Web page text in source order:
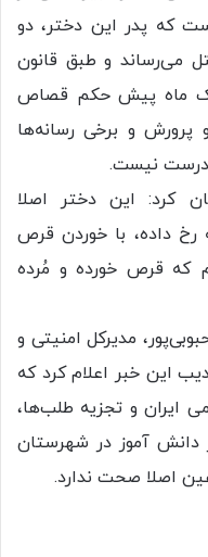
که پدر این دختر، دو
می‌رساند و طبق قانون
یک ماه پیش حکم قصاص
پرورش و برخی رسانه‌ها
درست نیست.
کرد: این دختر اصلا
رخ داده، با خوردن قرص
که قرص خورده و مُرده
مدیرکل امنیتی و
این خبر اعلام کرد که
ایران و تجزیه طلب‌ها،
آموز در شهرستان
اصلا صحت ندارد.